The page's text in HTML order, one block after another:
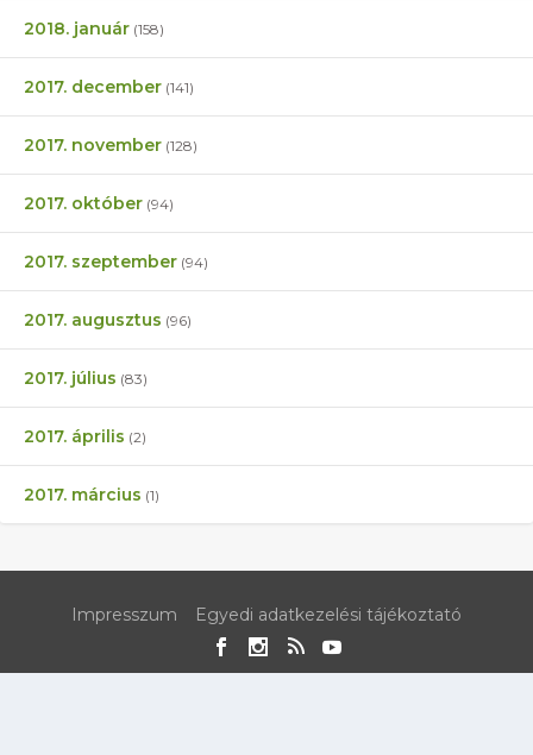
2018. január (158)
2017. december (141)
2017. november (128)
2017. október (94)
2017. szeptember (94)
2017. augusztus (96)
2017. július (83)
2017. április (2)
2017. március (1)
Impresszum Egyedi adatkezelési tájékoztató